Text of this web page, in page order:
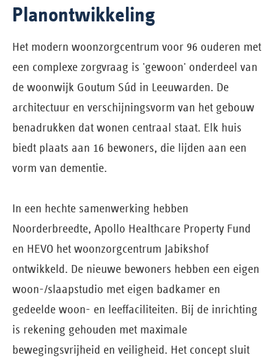
Planontwikkeling
Het modern woonzorgcentrum voor 96 ouderen met
een complexe zorgvraag is 'gewoon' onderdeel van
de woonwijk Goutum Súd in Leeuwarden. De
architectuur en verschijningsvorm van het gebouw
benadrukken dat wonen centraal staat. Elk huis
biedt plaats aan 16 bewoners, die lijden aan een
vorm van dementie.
In een hechte samenwerking hebben
Noorderbreedte, Apollo Healthcare Property Fund
en HEVO het woonzorgcentrum Jabikshof
ontwikkeld. De nieuwe bewoners hebben een eigen
woon-/slaapstudio met eigen badkamer en
gedeelde woon- en leeffaciliteiten. Bij de inrichting
is rekening gehouden met maximale
bewegingsvrijheid en veiligheid. Het concept sluit